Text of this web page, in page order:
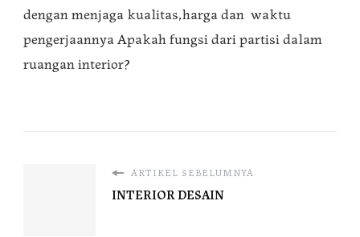
dengan menjaga kualitas,harga dan waktu
pengerjaannya Apakah fungsi dari partisi dalam
ruangan interior?
ARTIKEL SEBELUMNYA
INTERIOR DESAIN